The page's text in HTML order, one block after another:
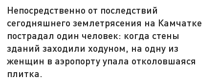
Непосредственно от последствий
сегодняшнего землетрясения на Камчатке
пострадал один человек: когда стены
зданий заходили ходуном, на одну из
женщин в аэропорту упала отколовшаяся
плитка.